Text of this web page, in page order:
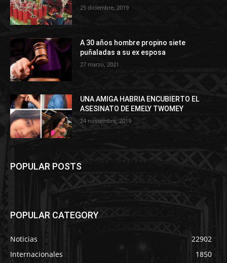
25 diciembre, 2019
A 30 años hombre propino siete
puñaladas a su ex esposa
27 marzo, 2021
UNA AMIGA HABRIA ENCUBIERTO EL
ASESINATO DE EMELY TWOMEY
24 noviembre, 2019
POPULAR POSTS
POPULAR CATEGORY
Noticias
22902
Internacionales
1850